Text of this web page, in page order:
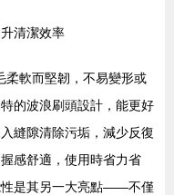
清潔效率
柔軟而堅韌，不易變形或
的波浪刷頭設計，能更好
縫隙清除污垢，減少反復
感舒適，使用時省力省
性是其另一大亮點——不僅